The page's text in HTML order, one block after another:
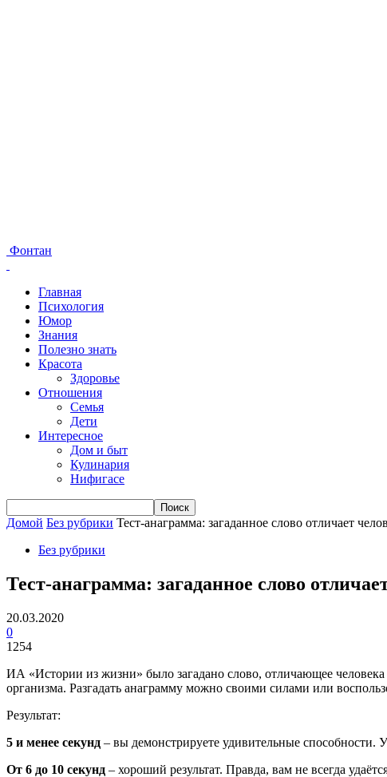
Фонтан
Главная
Психология
Юмор
Знания
Полезно знать
Красота
Здоровье
Отношения
Семья
Дети
Интересное
Дом и быт
Кулинария
Нифигасе
Домой Без рубрики Тест-анаграмма: загаданное слово отличает
Без рубрики
Тест-анаграмма: загаданное слово
20.03.2020
0
1254
ИА «Истории из жизни» было загадано слово, отличающее человека
организма. Разгадать анаграмму можно своими силами или
Результат:
5 и менее секунд – вы демонстрируете удивительные способности.
От 6 до 10 секунд – хороший результат. Правда, вам не всегда